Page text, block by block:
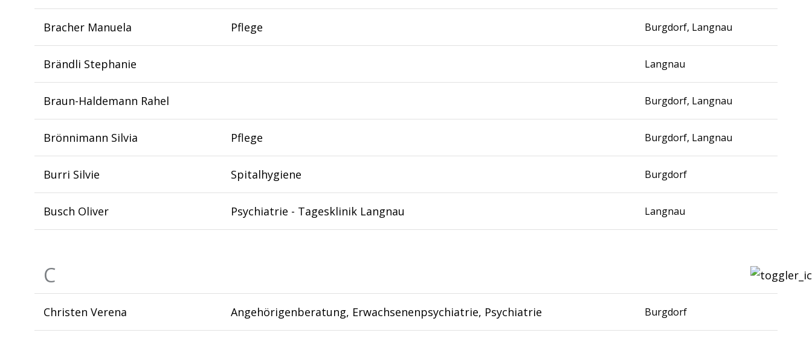
Bracher Manuela Pflege Burgdorf, Langnau
Brändli Stephanie Langnau
Braun-Haldemann Rahel Burgdorf, Langnau
Brönnimann Silvia Pflege Burgdorf, Langnau
Burri Silvie Spitalhygiene Burgdorf
Busch Oliver Psychiatrie - Tagesklinik Langnau Langnau
C
Christen Verena Angehörigenberatung, Erwachsenenpsychiatrie, Psychiatrie Burgdorf